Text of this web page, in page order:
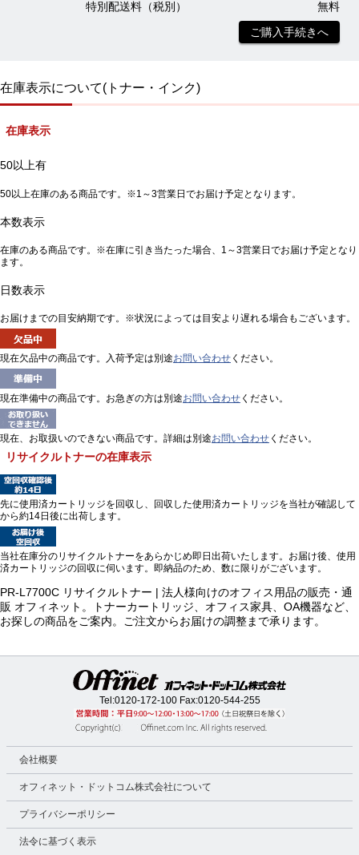
特別配送料（税別）
無料
ご購入手続きへ
在庫表示について(トナー・インク)
在庫表示
50以上有
50以上在庫のある商品です。※1～3営業日でお届け予定となります。
本数表示
在庫のある商品です。※在庫に引き当たった場合、1～3営業日でお届け予定となり
ます。
日数表示
お届けまでの目安納期です。※状況によっては目安より遅れる場合もございます。
現在欠品中の商品です。入荷予定は別途お問い合わせ ください。
現在準備中の商品です。お急ぎの方は別途お問い合わせ ください。
現在、お取扱いのできない商品です。詳細は別途お問い合わせ ください。
リサイクルトナーの在庫表示
先に使用済カートリッジを回収し、回収した使用済カートリッジを当社が確認して
から約14日後に出荷します。
当社在庫分のリサイクルトナーをあらかじめ即日出荷いたします。お届け後、使用
済カートリッジの回収に伺います。即納品のため、数に限りがございます。
PR-L7700C リサイクルトナー | 法人様向けのオフィス用品の販売・通
販 オフィネット。トナーカートリッジ、オフィス家具、OA機器など、
お探しの商品をご案内。ご注文からお届けの調整まで承ります。
Tel:0120-172-100Fax:0120-544-255
会社概要
オフィネット・ドットコム株式会社について
プライバシーポリシー
法令に基づく表示